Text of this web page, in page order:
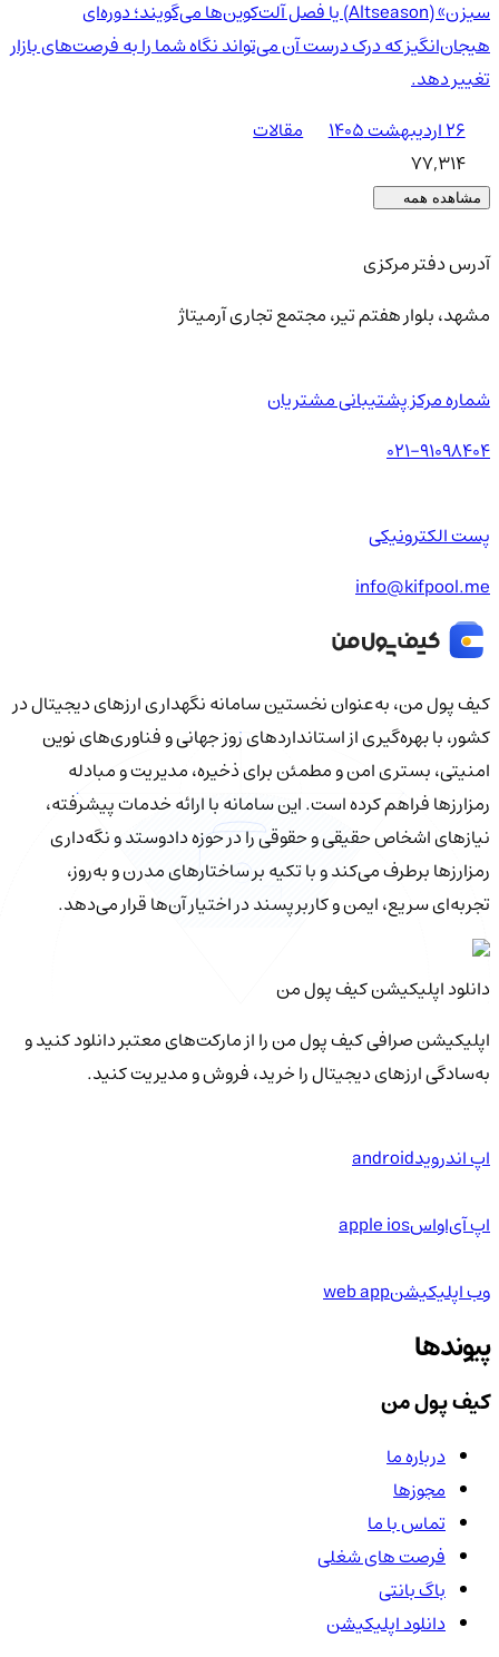
سیزن» (Altseason) یا فصل آلت‌کوین‌ها می‌گویند؛ دوره‌ای
هیجان‌انگیز که درک درست آن می‌تواند نگاه شما را به فرصت‌های بازار
تغییر دهد.
۲۶ اردیبهشت ۱۴۰۵
مقالات
77,314
مشاهده همه
آدرس دفتر مرکزی
مشهد، بلوار هفتم تیر، مجتمع تجاری آرمیتاژ
شماره مرکز پشتیبانی مشتریان
021-91098404
پست الکترونیکی
info@kifpool.me
کیف‌ پول من، به‌عنوان نخستین سامانه نگهداری ارزهای دیجیتال در
کشور، با بهره‌گیری از استانداردهای روز جهانی و فناوری‌های نوین
امنیتی، بستری امن و مطمئن برای ذخیره، مدیریت و مبادله
رمزارزها فراهم کرده است. این سامانه با ارائه خدمات پیشرفته،
نیازهای اشخاص حقیقی و حقوقی را در حوزه دادوستد و نگه‌داری
رمزارزها برطرف می‌کند و با تکیه بر ساختارهای مدرن و به‌روز،
تجربه‌ای سریع، ایمن و کاربرپسند در اختیار آن‌ها قرار می‌دهد.
دانلود اپلیکیشن کیف‌ پول من
اپلیکیشن صرافی کیف پول من را از مارکت‌های معتبر دانلود کنید و
به‌سادگی ارزهای دیجیتال را خرید، فروش و مدیریت کنید.
اپ اندرویدandroid
اپ آی‌او‌اسapple ios
وب اپلیکیشنweb app
پیوندها
کیف پول من
درباره ما
مجوزها
تماس با ما
فرصت های شغلی
باگ بانتی
دانلود اپلیکیشن